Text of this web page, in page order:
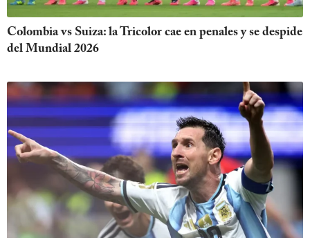
Colombia vs Suiza: la Tricolor cae en penales y se despide
del Mundial 2026